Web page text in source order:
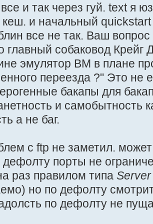
и так через гуй. text я
кеш. и начальный
все не так. Ваш
главный собаковод Крейг
эмулятор BM в плане
переезда ?" Это не
бакапы для
и самобытность
а не баг.
с ftp не заметил.
дефолту порты не
раз правилом типа
но по дефолту
по дефолту не